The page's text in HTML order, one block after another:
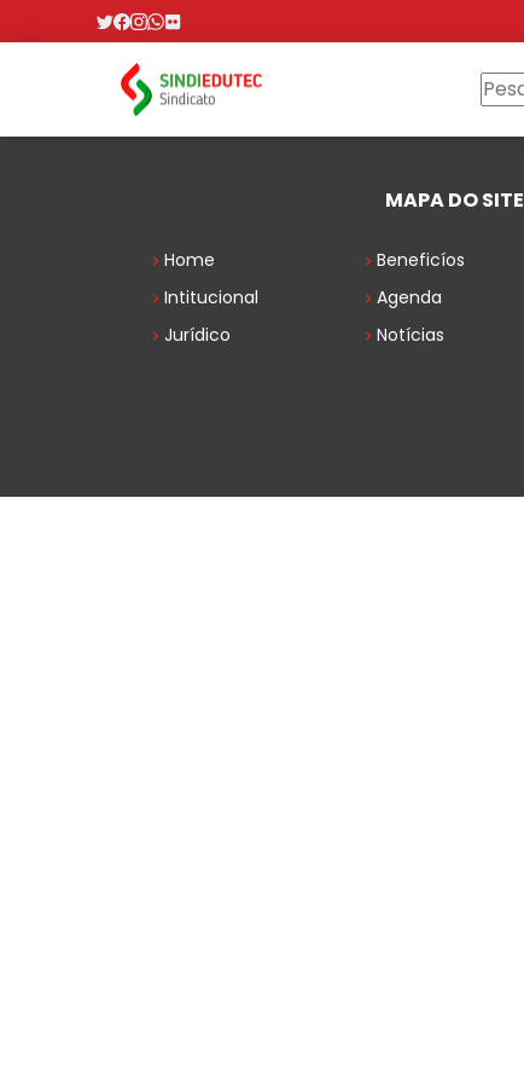
MAPA DO SITE
Home
Intitucional
Jurídico
Beneficíos
Agenda
Notícias